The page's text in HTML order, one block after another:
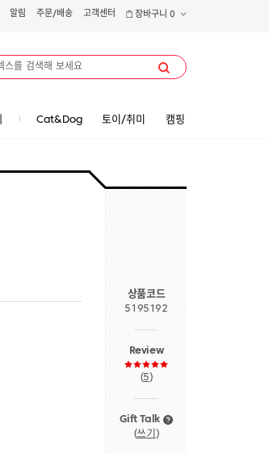
알림 주문/배송 고객센터 장바구니 0
Cat&Dog 토이/취미 캠핑
상품코드
5195192
Review
(5)
Gift Talk
(쓰기 )